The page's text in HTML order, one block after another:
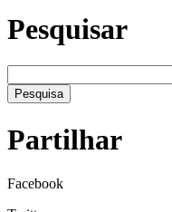
Pesquisar
Pesquisa
Partilhar
Facebook